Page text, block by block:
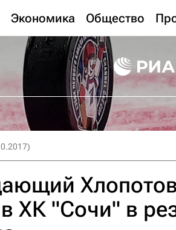
Экономика Общество
ХК "Сочи" в